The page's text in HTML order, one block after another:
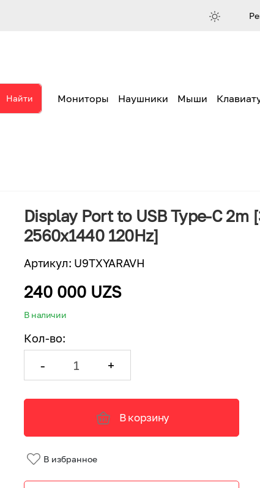
Найти Мониторы Наушники Мыши
Display Port to USB Type-C 2m
2560x1440 120Hz]
Артикул: U9TXYARAVH
240 000 UZS
В наличии
Кол-во:
- +
В корзину
В избранное